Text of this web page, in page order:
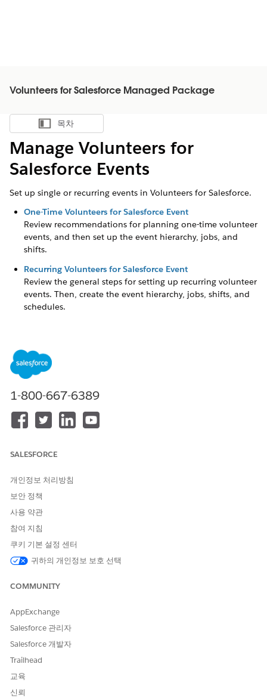
Volunteers for Salesforce Managed Package
목차 표시
목차
Manage Volunteers for
Salesforce Events
Set up single or recurring events in Volunteers for Salesforce.
One-Time Volunteers for Salesforce Event
Review recommendations for planning one-time volunteer
events, and then set up the event hierarchy, jobs, and
shifts.
Recurring Volunteers for Salesforce Event
Review the general steps for setting up recurring volunteer
events. Then, create the event hierarchy, jobs, shifts, and
schedules.
1-800-667-6389
SALESFORCE
개인정보 처리방침
보안 정책
사용 약관
참여 지침
쿠키 기본 설정 센터
귀하의 개인정보 보호 선택
COMMUNITY
AppExchange
Salesforce 관리자
Salesforce 개발자
Trailhead
교육
신뢰